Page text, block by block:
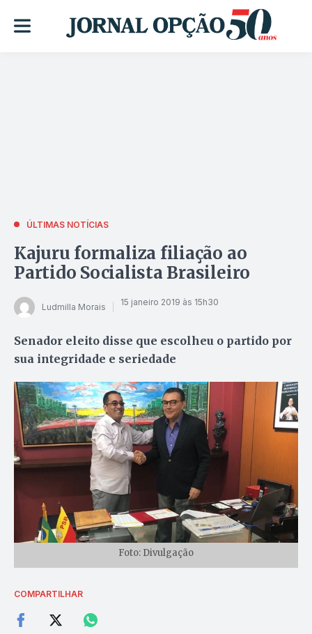
ÚLTIMAS NOTÍCIAS
Kajuru formaliza filiação ao
Partido Socialista Brasileiro
Ludmilla Morais 15 janeiro 2019 às 15h30
Senador eleito disse que escolheu o partido por
sua integridade e seriedade
Foto: Divulgação
COMPARTILHAR